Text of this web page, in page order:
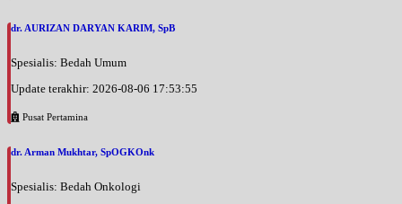
dr. AURIZAN DARYAN KARIM, SpB
Spesialis: Bedah Umum
Update terakhir: 2026-08-06 17:53:55
Pusat Pertamina
dr. Arman Mukhtar, SpOGKOnk
Spesialis: Bedah Onkologi